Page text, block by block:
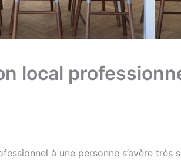
local
à une personne s’avère très